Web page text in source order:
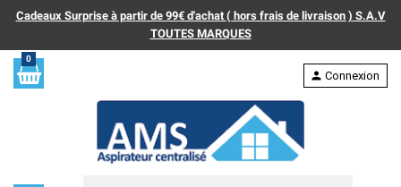
Cadeaux Surprise à partir de 99€ d'achat ( hors frais de livraison ) S.A.V
TOUTES MARQUES
0
person Connexion